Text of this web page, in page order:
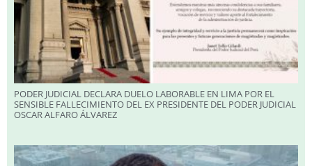
PODER JUDICIAL DECLARA DUELO LABORABLE EN LIMA POR EL
SENSIBLE FALLECIMIENTO DEL EX PRESIDENTE DEL PODER JUDICIAL
OSCAR ALFARO ÁLVAREZ